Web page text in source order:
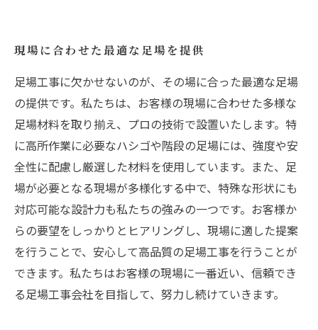
現場に合わせた最適な足場を提供
足場工事に欠かせないのが、その場に合った最適な足場
の提供です。私たちは、お客様の現場に合わせた多様な
足場材料を取り揃え、プロの技術で設置いたします。特
に高所作業に必要なハシゴや階段の足場には、強度や安
全性に配慮し厳選した材料を使用しています。また、足
場が必要となる現場が多様化する中で、特殊な形状にも
対応可能な設計力も私たちの強みの一つです。お客様か
らの要望をしっかりとヒアリングし、現場に適した提案
を行うことで、安心して高品質の足場工事を行うことが
できます。私たちはお客様の現場に一番近い、信頼でき
る足場工事会社を目指して、努力し続けていきます。